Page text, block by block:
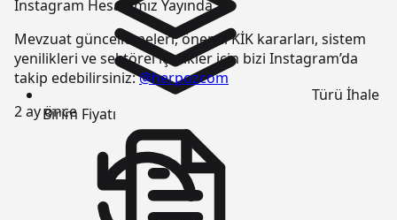
Instagram Hesabımız Yayında
Mevzuat güncellemeleri, önemli KİK kararları, sistem
yenilikleri ve sektörel içerikler için bizi Instagram’da
takip edebilirsiniz:@herpozcom
2 ay önce
Türü İhale
Birim Fiyatı